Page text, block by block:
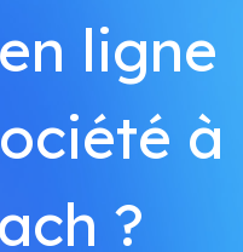
ligne
à
?